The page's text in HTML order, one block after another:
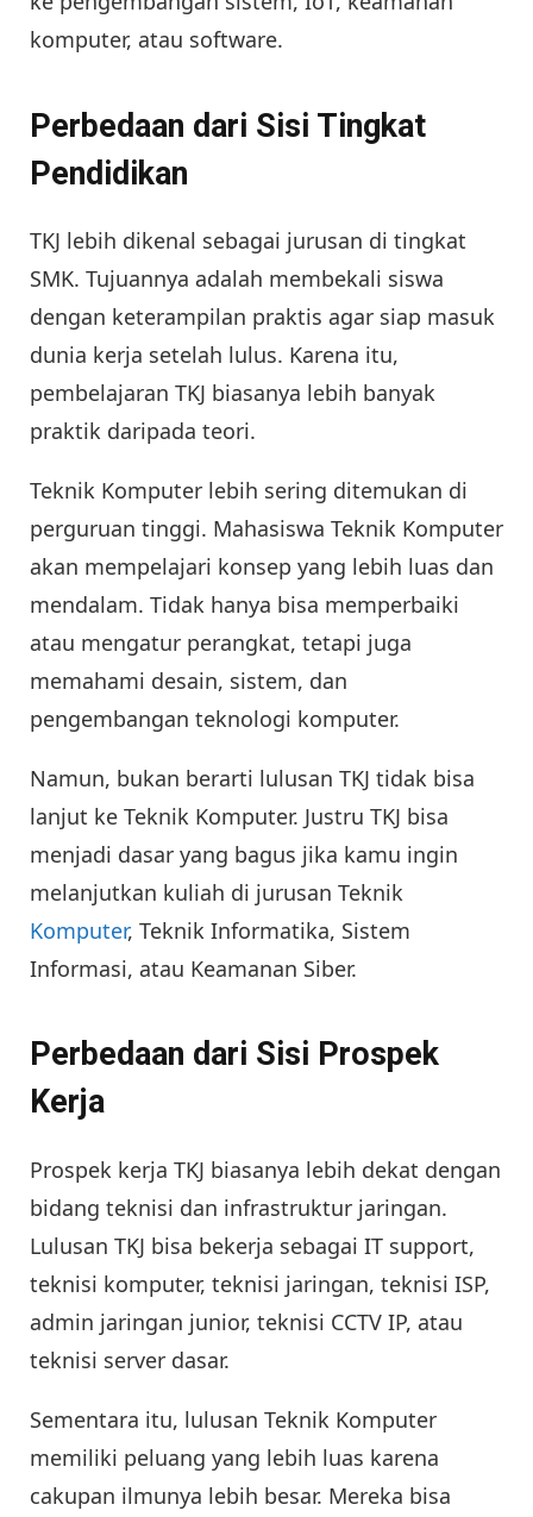
komputer, atau software.
Perbedaan dari Sisi Tingkat
Pendidikan
TKJ lebih dikenal sebagai jurusan di tingkat
SMK. Tujuannya adalah membekali siswa
dengan keterampilan praktis agar siap masuk
dunia kerja setelah lulus. Karena itu,
pembelajaran TKJ biasanya lebih banyak
praktik daripada teori.
Teknik Komputer lebih sering ditemukan di
perguruan tinggi. Mahasiswa Teknik Komputer
akan mempelajari konsep yang lebih luas dan
mendalam. Tidak hanya bisa memperbaiki
atau mengatur perangkat, tetapi juga
memahami desain, sistem, dan
pengembangan teknologi komputer.
Namun, bukan berarti lulusan TKJ tidak bisa
lanjut ke Teknik Komputer. Justru TKJ bisa
menjadi dasar yang bagus jika kamu ingin
melanjutkan kuliah di jurusan Teknik
Komputer, Teknik Informatika, Sistem
Informasi, atau Keamanan Siber.
Perbedaan dari Sisi Prospek
Kerja
Prospek kerja TKJ biasanya lebih dekat dengan
bidang teknisi dan infrastruktur jaringan.
Lulusan TKJ bisa bekerja sebagai IT support,
teknisi komputer, teknisi jaringan, teknisi ISP,
admin jaringan junior, teknisi CCTV IP, atau
teknisi server dasar.
Sementara itu, lulusan Teknik Komputer
memiliki peluang yang lebih luas karena
cakupan ilmunya lebih besar. Mereka bisa